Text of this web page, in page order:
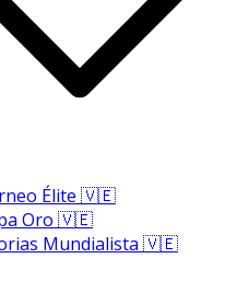
Élite 🇻🇪
Oro 🇻🇪
Mundialista 🇻🇪